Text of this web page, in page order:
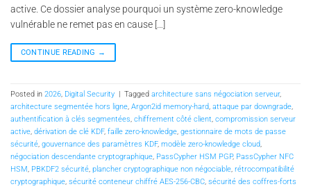
active. Ce dossier analyse pourquoi un système zero-knowledge
vulnérable ne remet pas en cause […]
CONTINUE READING →
Posted in 2026, Digital Security | Tagged architecture sans négociation serveur,
architecture segmentée hors ligne, Argon2id memory-hard, attaque par downgrade,
authentification à clés segmentées, chiffrement côté client, compromission serveur
active, dérivation de clé KDF, faille zero-knowledge, gestionnaire de mots de passe
sécurité, gouvernance des paramètres KDF, modèle zero-knowledge cloud,
négociation descendante cryptographique, PassCypher HSM PGP, PassCypher NFC
HSM, PBKDF2 sécurité, plancher cryptographique non négociable, rétrocompatibilité
cryptographique, sécurité conteneur chiffré AES-256-CBC, sécurité des coffres-forts